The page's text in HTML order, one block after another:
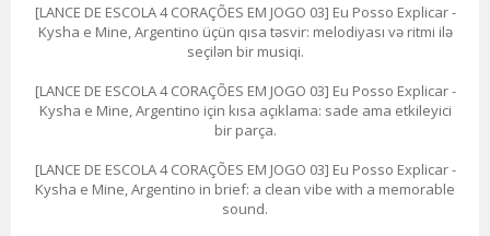
[LANCE DE ESCOLA 4 CORAÇÕES EM JOGO 03] Eu Posso Explicar -
Kysha e Mine, Argentino üçün qısa təsvir: melodiyası və ritmi ilə
seçilən bir musiqi.
[LANCE DE ESCOLA 4 CORAÇÕES EM JOGO 03] Eu Posso Explicar -
Kysha e Mine, Argentino için kısa açıklama: sade ama etkileyici
bir parça.
[LANCE DE ESCOLA 4 CORAÇÕES EM JOGO 03] Eu Posso Explicar -
Kysha e Mine, Argentino in brief: a clean vibe with a memorable
sound.